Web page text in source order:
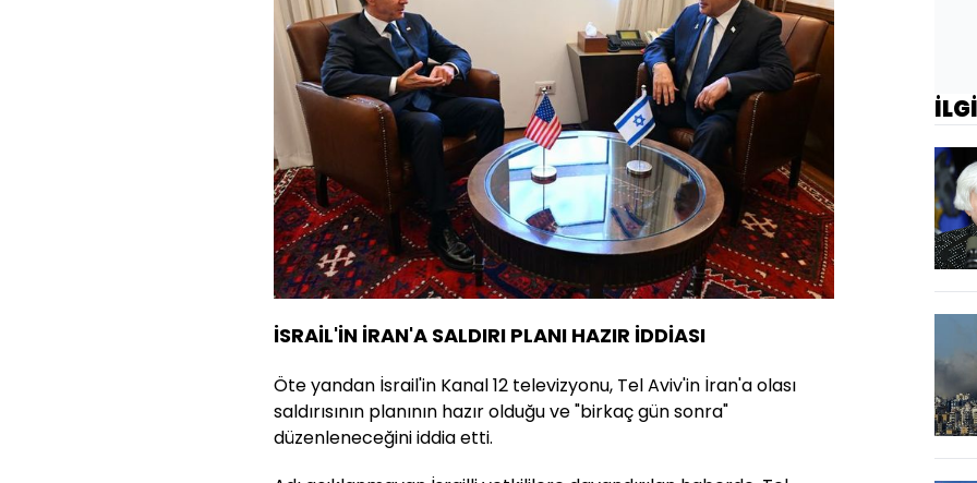
İSRAİL'İN İRAN'A SALDIRI PLANI HAZIR İDDİASI
Öte yandan İsrail'in Kanal 12 televizyonu, Tel Aviv'in İran'a olası
saldırısının planının hazır olduğu ve "birkaç gün sonra"
düzenleneceğini iddia etti.